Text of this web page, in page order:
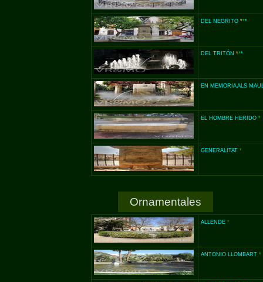
DEL NEGRITO ***
DEL TRITÓN ***
EN MEMORIA ALS
EL HOMBRE HERIDO *
GENERALITAT *
Ornamentales
ALLENDE *
ANTONIO LLOMBART *